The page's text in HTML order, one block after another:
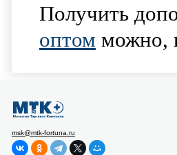
Получить
оптом можно,
msk@mtk-fortuna.ru